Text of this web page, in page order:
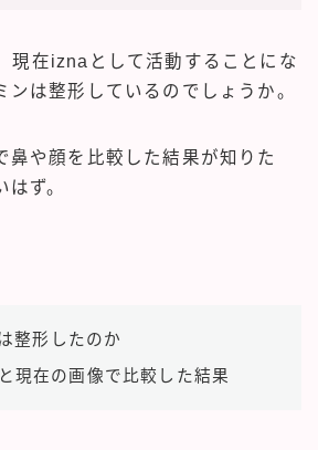
現在iznaとして活動することにな
ンは整形しているのでしょうか。
鼻や顔を比較した結果が知りた
ず。
整形したのか
現在の画像で比較した結果